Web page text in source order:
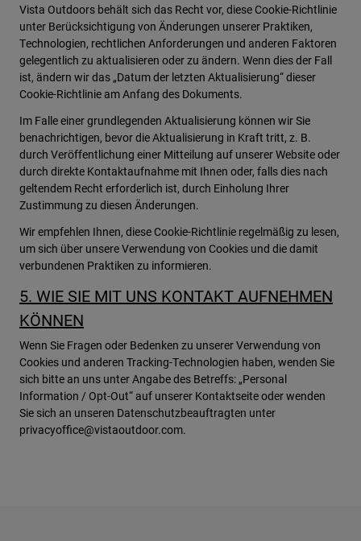
Vista Outdoors behält sich das Recht vor, diese Cookie-Richtlinie
unter Berücksichtigung von Änderungen unserer Praktiken,
Technologien, rechtlichen Anforderungen und anderen Faktoren
gelegentlich zu aktualisieren oder zu ändern. Wenn dies der Fall
ist, ändern wir das „Datum der letzten Aktualisierung“ dieser
Cookie-Richtlinie am Anfang des Dokuments.
Im Falle einer grundlegenden Aktualisierung können wir Sie
benachrichtigen, bevor die Aktualisierung in Kraft tritt, z. B.
durch Veröffentlichung einer Mitteilung auf unserer Website oder
durch direkte Kontaktaufnahme mit Ihnen oder, falls dies nach
geltendem Recht erforderlich ist, durch Einholung Ihrer
Zustimmung zu diesen Änderungen.
Wir empfehlen Ihnen, diese Cookie-Richtlinie regelmäßig zu lesen,
um sich über unsere Verwendung von Cookies und die damit
verbundenen Praktiken zu informieren.
5. WIE SIE MIT UNS KONTAKT AUFNEHMEN
KÖNNEN
Wenn Sie Fragen oder Bedenken zu unserer Verwendung von
Cookies und anderen Tracking-Technologien haben, wenden Sie
sich bitte an uns unter Angabe des Betreffs: „Personal
Information / Opt-Out“ auf unserer Kontaktseite oder wenden
Sie sich an unseren Datenschutzbeauftragten unter
privacyoffice@vistaoutdoor.com.